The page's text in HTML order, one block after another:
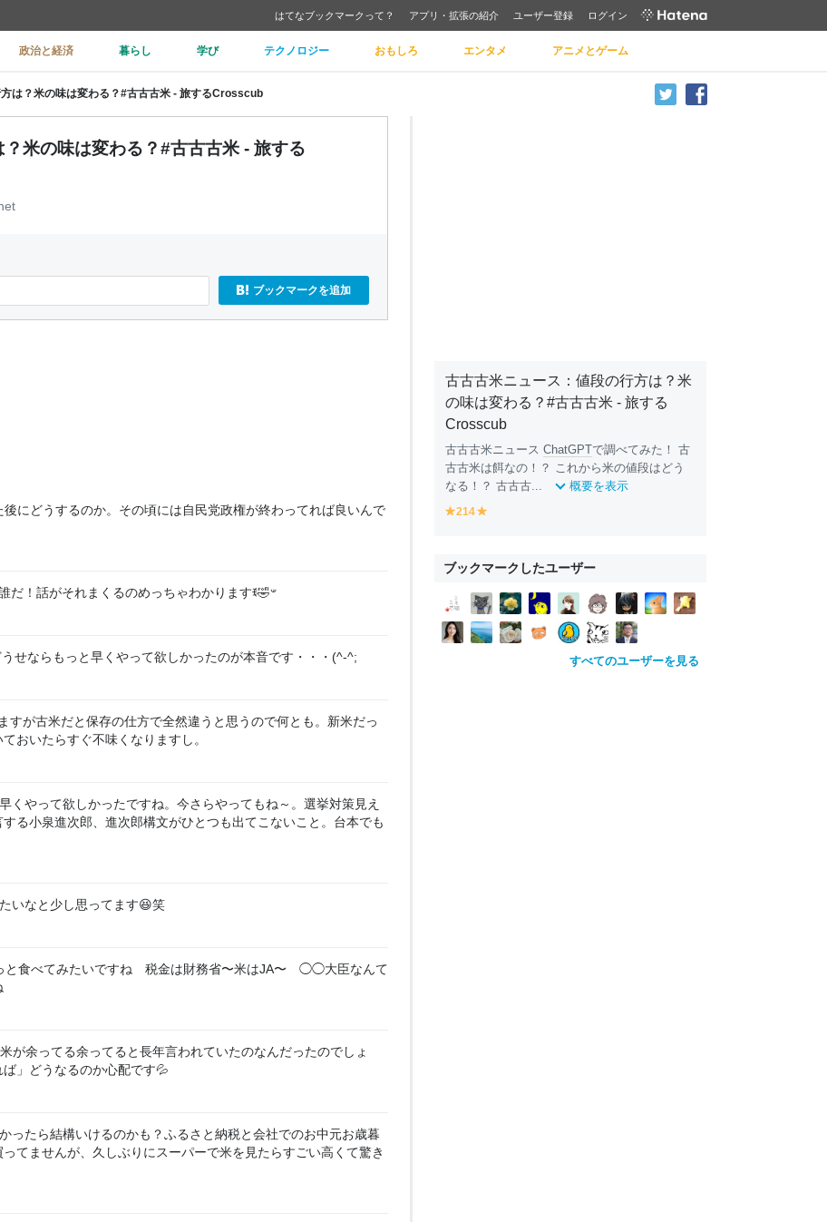
はてなブックマークって？ アプリ・拡張の紹介 ユーザー登録 ログイン
政治と経済 暮らし 学び テクノロジー おもしろ エンタメ アニメとゲーム
は？米の味は変わる？#古古古米 - 旅するCrosscub
米の味は変わる？#古古古米 - 旅する
ブックマークを追加
にどうするのか。その頃には自民党政権が終わってれば良いんで
餌になるまでほっといたのは誰だ！話がそれまくるのめっちゃわかりますꉂ🤣𐤔
せならもっと早くやって欲しかったのが本音です・・・(^-^;
すが古米だと保存の仕方で全然違うと思うので何とも。新米だっ
おいたらすぐ不味くなりますし。
くやって欲しかったですね。今さらやってもね～。選挙対策見え
る小泉進次郎、進次郎構文がひとつも出てこないこと。台本でも
いなと少し思ってます😆笑
と食べてみたいですね 税金は財務省〜米はJA〜 ◯◯大臣なんて
が余ってる余ってると長年言われていたのなんだったのでしょ
」どうなるのか心配です💦
ったら結構いけるのかも？ふるさと納税と会社でのお中元お歳暮
てませんが、久しぶりにスーパーで米を見たらすごい高くて驚き
古古古米ニュース：値段の行方は？米
の味は変わる？#古古古米 - 旅する
Crosscub
古古古米ニュース ChatGPTで調べてみた！ 古
古古米は餌なの！？ これから米の値段はどう
なる！？ 古古古...
概要を表示
y
o
w
214
o
ブックマークしたユーザー
すべてのユーザーを見る